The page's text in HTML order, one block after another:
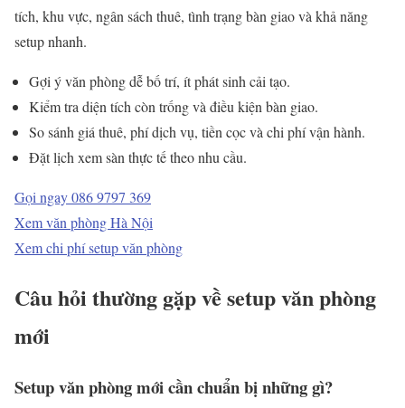
tích, khu vực, ngân sách thuê, tình trạng bàn giao và khả năng
setup nhanh.
Gợi ý văn phòng dễ bố trí, ít phát sinh cải tạo.
Kiểm tra diện tích còn trống và điều kiện bàn giao.
So sánh giá thuê, phí dịch vụ, tiền cọc và chi phí vận hành.
Đặt lịch xem sàn thực tế theo nhu cầu.
Gọi ngay 086 9797 369
Xem văn phòng Hà Nội
Xem chi phí setup văn phòng
Câu hỏi thường gặp về setup văn phòng
mới
Setup văn phòng mới cần chuẩn bị những gì?